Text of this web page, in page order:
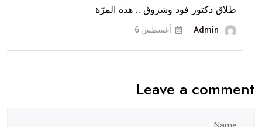
وماذا
عن
طلاق دكتور فود وشروق .. هذه المرّة
Admin أغسطس 6
Leave a comment